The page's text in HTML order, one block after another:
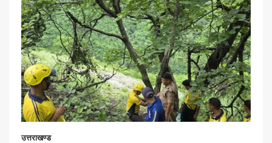
उत्तराखण्ड